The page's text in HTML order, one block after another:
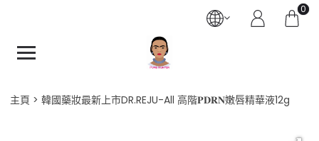
0
主頁 韓國藥妝最新上市DR.REJU-All 高階𝐏𝐃𝐑𝐍嫩唇精華液12g